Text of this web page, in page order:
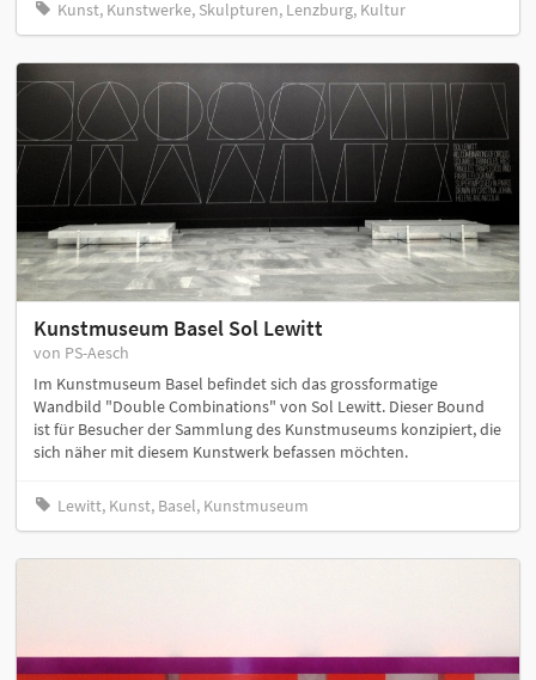
Kunst, Kunstwerke, Skulpturen, Lenzburg, Kultur
Kunstmuseum Basel Sol Lewitt
von PS-Aesch
Im Kunstmuseum Basel befindet sich das grossformatige
Wandbild "Double Combinations" von Sol Lewitt. Dieser Bound
ist für Besucher der Sammlung des Kunstmuseums konzipiert, die
sich näher mit diesem Kunstwerk befassen möchten.
Lewitt, Kunst, Basel, Kunstmuseum